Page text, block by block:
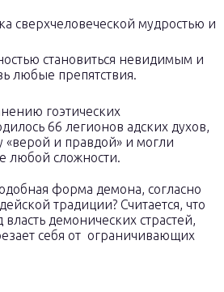
сверхчеловеческой мудростью и
становиться невидимым и
любые препятствия.
гоэтических
66 легионов адских духов,
и правдой» и могли
любой сложности.
форма демона, согласно
традиции? Считается, что
демонических страстей,
себя от ограничивающих